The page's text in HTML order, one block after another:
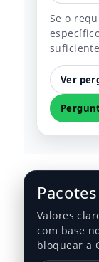
Se o
Ver
Valores
com base
bloquear a